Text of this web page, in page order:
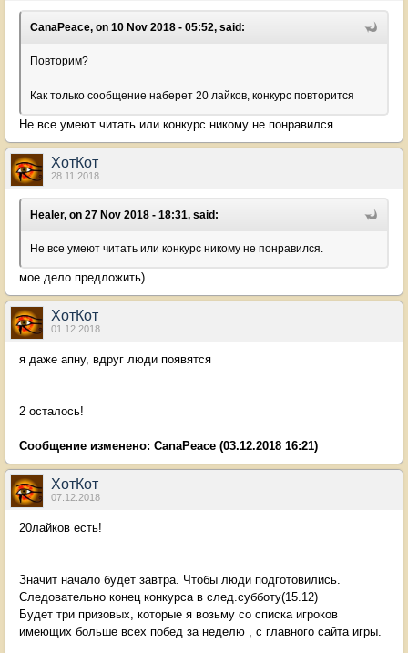
CanaPeace, on 10 Nov 2018 - 05:52, said:
Повторим?
Как только сообщение наберет 20 лайков, конкурс повторится
Не все умеют читать или конкурс никому не понравился.
ХотКот
28.11.2018
Healer, on 27 Nov 2018 - 18:31, said:
Не все умеют читать или конкурс никому не понравился.
мое дело предложить)
ХотКот
01.12.2018
я даже апну, вдруг люди появятся
2 осталось!
Сообщение изменено: CanaPeace (03.12.2018 16:21)
ХотКот
07.12.2018
20лайков есть!
Значит начало будет завтра. Чтобы люди подготовились.
Следовательно конец конкурса в след.субботу(15.12)
Будет три призовых, которые я возьму со списка игроков
имеющих больше всех побед за неделю , с главного сайта игры.